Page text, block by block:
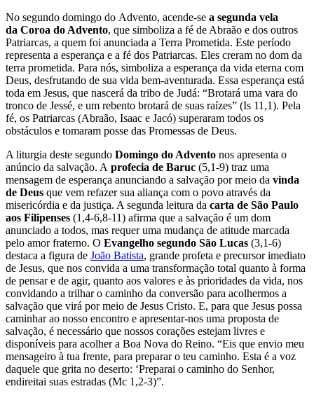
No segundo domingo do Advento, acende-se a segunda vela
da Coroa do Advento, que simboliza a fé de Abraão e dos outros
Patriarcas, a quem foi anunciada a Terra Prometida. Este período
representa a esperança e a fé dos Patriarcas. Eles creram no dom da
terra prometida. Para nós, simboliza a esperança da vida eterna com
Deus, desfrutando de sua vida bem-aventurada. Essa esperança está
toda em Jesus, que nascerá da tribo de Judá: “Brotará uma vara do
tronco de Jessé, e um rebento brotará de suas raízes” (Is 11,1). Pela
fé, os Patriarcas (Abraão, Isaac e Jacó) superaram todos os
obstáculos e tomaram posse das Promessas de Deus.
A liturgia deste segundo Domingo do Advento nos apresenta o
anúncio da salvação. A profecia de Baruc (5,1-9) traz uma
mensagem de esperança anunciando a salvação por meio da vinda
de Deus que vem refazer sua aliança com o povo através da
misericórdia e da justiça. A segunda leitura da carta de São Paulo
aos Filipenses (1,4-6,8-11) afirma que a salvação é um dom
anunciado a todos, mas requer uma mudança de atitude marcada
pelo amor fraterno. O Evangelho segundo São Lucas (3,1-6)
destaca a figura de João Batista, grande profeta e precursor imediato
de Jesus, que nos convida a uma transformação total quanto à forma
de pensar e de agir, quanto aos valores e às prioridades da vida, nos
convidando a trilhar o caminho da conversão para acolhermos a
salvação que virá por meio de Jesus Cristo. E, para que Jesus possa
caminhar ao nosso encontro e apresentar-nos uma proposta de
salvação, é necessário que nossos corações estejam livres e
disponíveis para acolher a Boa Nova do Reino. “Eis que envio meu
mensageiro à tua frente, para preparar o teu caminho. Esta é a voz
daquele que grita no deserto: ‘Preparai o caminho do Senhor,
endireitai suas estradas (Mc 1,2-3)”.